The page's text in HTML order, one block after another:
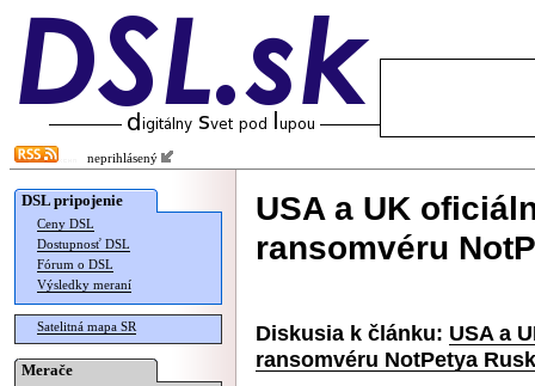
neprihlásený
DSL pripojenie
Ceny DSL
Dostupnosť DSL
Fórum o DSL
Výsledky meraní
Satelitná mapa SR
Merače
USA a UK
ransomvéru
Diskusia k článku: USA a
ransomvéru NotPetya